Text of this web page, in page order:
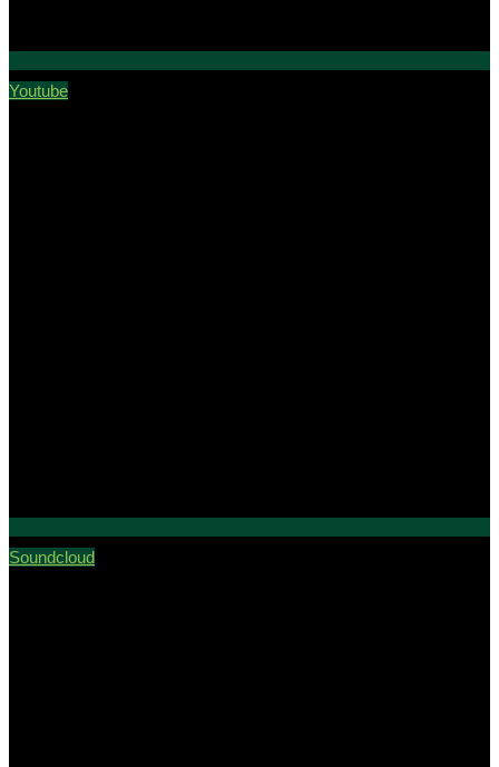
Youtube
Soundcloud